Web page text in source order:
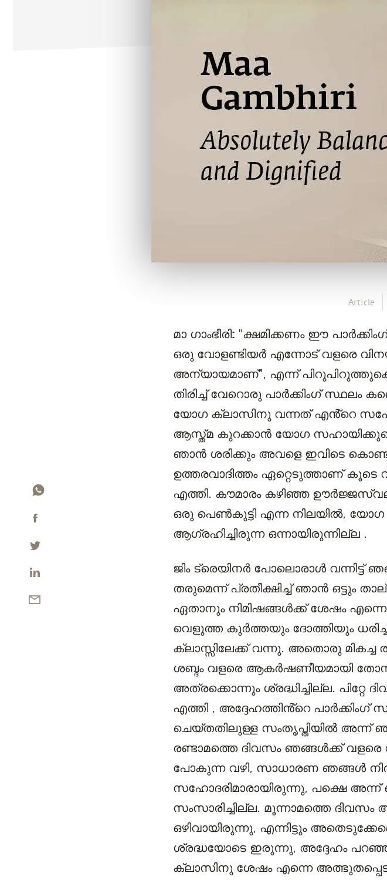
Article
മാ ഗാംഭീരി: "ക്ഷമിക്കണം ഈ പാർക്കിംഗ്
ഒരു വോളണ്ടിയർ എന്നോട് വളരെ
അന്യായമാണ്", എന്ന്
തിരിച്ച് വേറൊരു പാർക്കിംഗ് സ്ഥലം
യോഗ ക്ലാസിനു വന്നത് എൻ്റെ
ആസ്ത്മ കുറക്കാൻ യോഗ
ഞാൻ ശരിക്കും അവളെ ഇവിടെ
ഉത്തരവാദിത്തം ഏറ്റെടുത്താണ്
എത്തി. കൗമാരം കഴിഞ്ഞ
ഒരു പെൺകുട്ടി എന്ന നിലയിൽ,
ആഗ്രഹിച്ചിരുന്ന ഒന്നായിരുന്നില്ല .
ജിം ട്രെയിനർ പോലൊരാൾ വന്നിട്ട്
തരുമെന്ന് പ്രതീക്ഷിച്ച് ഞാൻ ഒട്ടും
ഏതാനും നിമിഷങ്ങൾക്ക് ശേഷം എന്നെ
വെളുത്ത കുർത്തയും ദോത്തിയും
ക്ലാസ്സിലേക്ക് വന്നു. അതൊരു മികച്ച
ശബ്ദം വളരെ ആകർഷണീയമായി
അത്രക്കൊന്നും ശ്രദ്ധിച്ചില്ല. പിറ്റേ
എത്തി , അദ്ദേഹത്തിൻ്റെ പാർക്കിംഗ്
ചെയ്തതിലുള്ള സംതൃപ്തിയില്‍ അന്ന്
രണ്ടാമത്തെ ദിവസം ഞങ്ങൾക്ക് വളരെ
പോകുന്ന വഴി, സാധാരണ ഞങ്ങൾ
സഹോദരിമാരായിരുന്നു, പക്ഷെ
സംസാരിച്ചില്ല. മൂന്നാമത്തെ ദിവസം
ഒഴിവായിരുന്നു, എന്നിട്ടും
ശ്രദ്ധയോടെ ഇരുന്നു, അദ്ദേഹം
ക്ലാസിനു ശേഷം എന്നെ